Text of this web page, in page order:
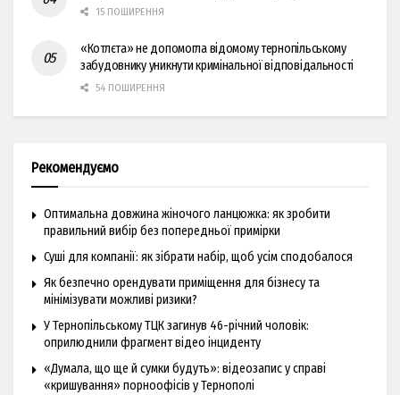
15 ПОШИРЕННЯ
«Котлєта» не допомогла відомому тернопільському
забудовнику уникнути кримінальної відповідальності
54 ПОШИРЕННЯ
Рекомендуємо
Оптимальна довжина жіночого ланцюжка: як зробити
правильний вибір без попередньої примірки
Суші для компанії: як зібрати набір, щоб усім сподобалося
Як безпечно орендувати приміщення для бізнесу та
мінімізувати можливі ризики?
У Тернопільському ТЦК загинув 46-річний чоловік:
оприлюднили фрагмент відео інциденту
«Думала, що ще й сумки будуть»: відеозапис у справі
«кришування» порноофісів у Тернополі